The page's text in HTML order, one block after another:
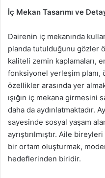
İç Mekan Tasarımı ve
Dairenin iç mekanında
planda tutulduğunu gözler
kaliteli zemin kaplamaları,
fonksiyonel yerleşim planı,
özellikler arasında yer
ışığın iç mekana girmesini
daha da aydınlatmaktadır.
sayesinde sosyal yaşam
ayrıştırılmıştır. Aile
bir ortam oluşturmak,
hedeflerinden biridir.